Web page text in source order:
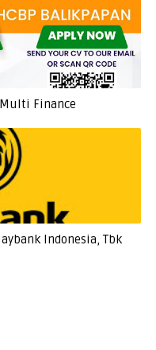
Finance
Indonesia, Tbk